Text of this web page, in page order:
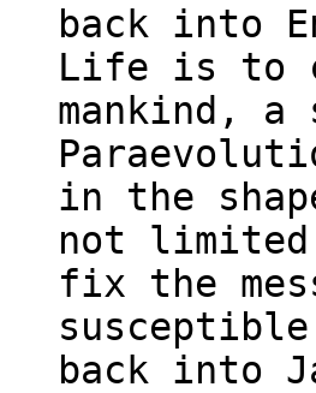
back into
Life is to
mankind, a
in the
not
fix the
back into